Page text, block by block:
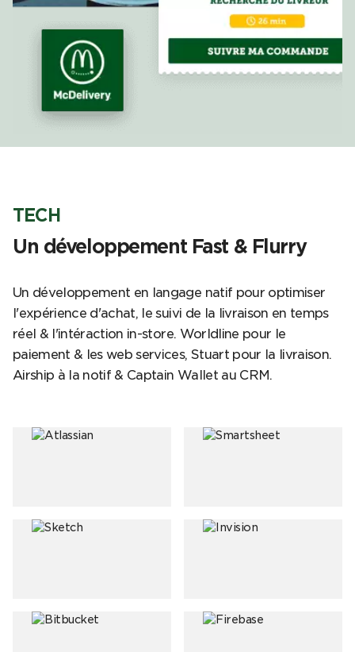
TECH
Un développement Fast & Flurry
Un développement en langage natif pour optimiser
l'expérience d'achat, le suivi de la livraison en temps
réel & l'intéraction in-store. Worldline pour le
paiement & les web services, Stuart pour la livraison.
Airship à la notif & Captain Wallet au CRM.